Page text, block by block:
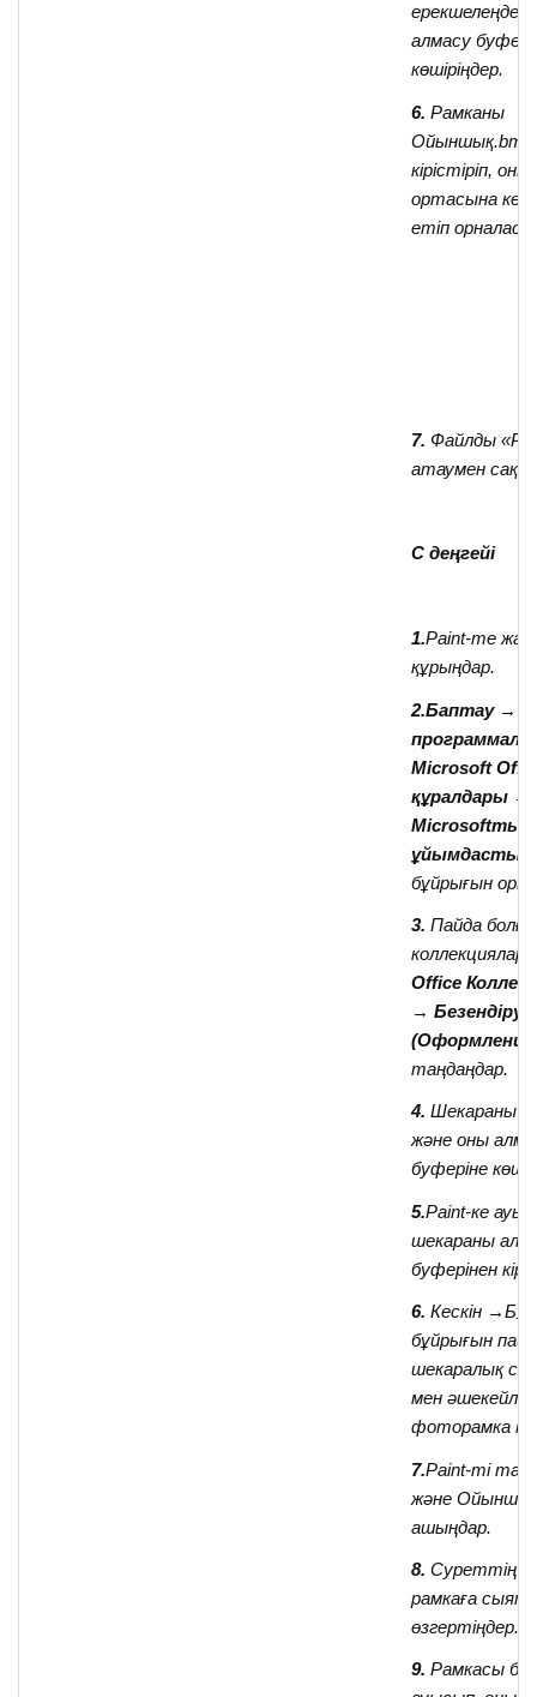
ерекшелеңдер
алмасу
көшіріңдер.
6. Рамканы
кірістіріп,
ортасына
етіп
7. Файлды
атаумен
С деңгейі
1.Paint-те
құрыңдар.
2.Баптау →
Microsoft
құралдары →
бұйрығын
3. Пайда
коллекциялар
Office
→Безендіру
таңдаңдар.
4. Шекараны
және оны
буферіне
5.Paint-ке
шекараны
буферінен
6. Кескін
бұйрығын
шекаралық
мен
фоторамка
7.Paint-ті
және
ашыңдар.
8. Суреттің
рамкаға
өзгертіңдер.
9. Рамкасы